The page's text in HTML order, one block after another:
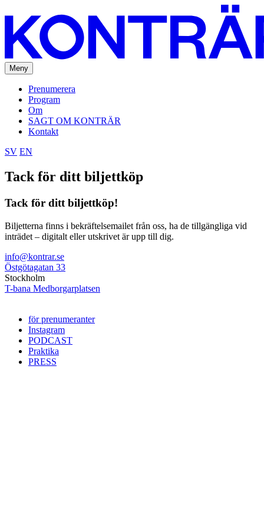
Meny
Prenumerera
Program
Om
SAGT OM KONTRÄR
Kontakt
SV EN
Tack för ditt biljettköp
Tack för ditt biljettköp!
Biljetterna finns i bekräftelsemailet från oss, ha de tillgängliga vid
inträdet – digitalt eller utskrivet är upp till dig.
info@kontrar.se
Östgötagatan 33
Stockholm
T-bana Medborgarplatsen
för prenumeranter
Instagram
PODCAST
Praktika
PRESS